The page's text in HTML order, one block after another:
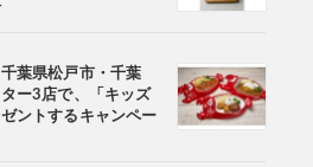
千葉県松戸市・千葉
ー3店で、「キッズ
ントするキャンペー